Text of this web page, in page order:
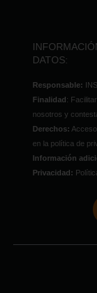
DATOS:
Responsable:
Finalidad:
nosotros y
Derechos:
en la política de
Información
Privacidad: